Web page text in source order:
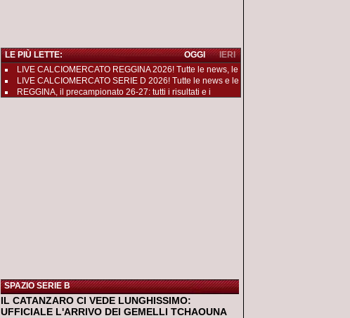
LE PIÙ LETTE: IERI
OGGI
LIVE CALCIOMERCATO REGGINA 2026! Tutte le news, le
LIVE CALCIOMERCATO SERIE D 2026! Tutte le news e le
REGGINA, il precampionato 26-27: tutti i risultati e i
SPAZIO SERIE B
IL CATANZARO CI VEDE LUNGHISSIMO:
UFFICIALE L'ARRIVO DEI GEMELLI TCHAOUNA